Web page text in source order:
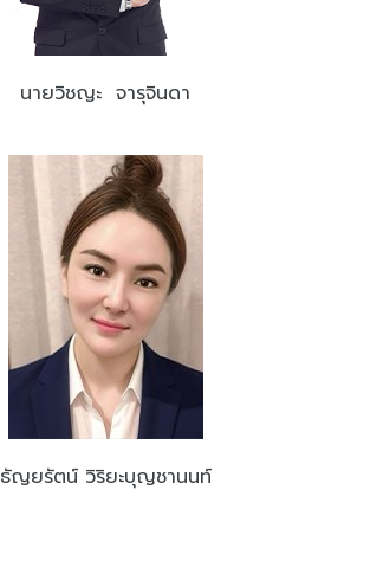
นายวิชญะ จารุจินดา
ธัญยรัตน์ วิริยะบุญชานนท์